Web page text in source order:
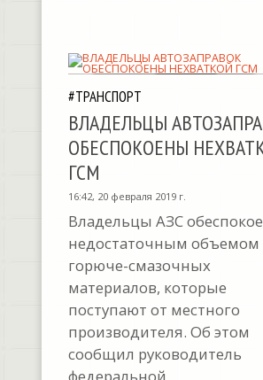
#ТРАНСПОРТ
ВЛАДЕЛЬЦЫ
ОБЕСПОКОЕНЫ
ГСМ
16:42, 20 февраля 2019 г.
Владельцы АЗС
недостаточным объемом
горюче-смазочных
материалов, которые
поступают от местного
производителя. Об этом
сообщил руководитель
федеральной